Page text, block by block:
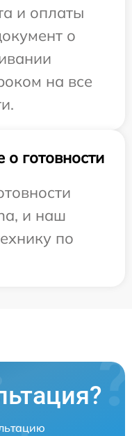
и оплаты
о
на все
готовности
и наш
по